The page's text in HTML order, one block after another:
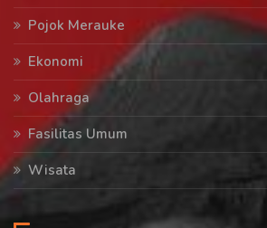
Pojok Merauke
Ekonomi
Olahraga
Fasilitas Umum
Wisata